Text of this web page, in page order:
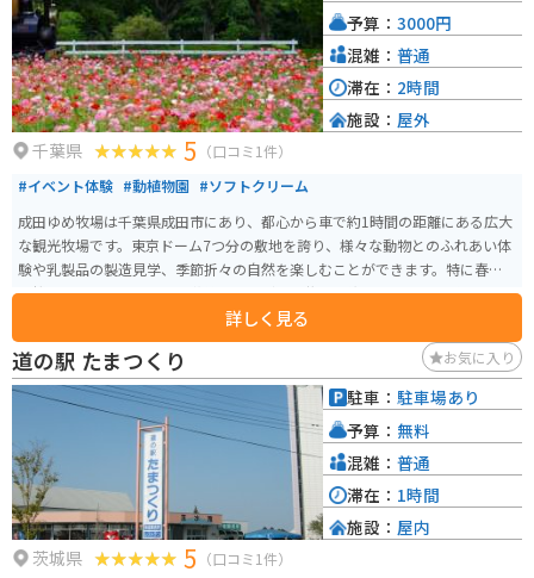
千葉県 5 （口コミ1件）
#イベント体験 #動植物園 #ソフトクリーム
成田ゆめ牧場は千葉県成田市にあり、都心から車で約1時間の距離にある広大
な観光牧場です。東京ドーム7つ分の敷地を誇り、様々な動物とのふれあい体
験や乳製品の製造見学、季節折々の自然を楽しむことができます。特に春に
は桜やチューリップ、菜の花等色とりどりに牧場を染めます。うさぎやモル
モットとの触れ合いのほか、本物の線路を駆けるトロッコ列車や、めずらし
い体験ができるアクティビティが充実しています。 レストハウス「花の家」
では、食事もできます。一年を通じて様々な展示会やイベントが開催され、
家族連れやバイクで訪れる観光客には特におすすめのスポットです。自然に
囲まれた環境で、動物たちと触れ合いながらリフレッシュできる場所です。
駐車場は広く沢山の台数が停められ、あまり混んでいなくのんびり癒されに
行くことができます。また日本一美味しい乳製品をつくると謳っているだけ
あり、ソフトクリームや牛乳など濃厚で本当においしいです。
詳しく見る
予算： 3000円
混雑： 普通
滞在： 2時間
施設： 屋外
道の駅 たまつくり お気に入り
茨城県 5 （口コミ1件）
駐車： 駐車場あり
予算： 無料
混雑： 普通
滞在： 1時間
施設： 屋内